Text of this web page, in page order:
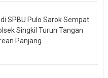
SPBU Pulo Sarok Sempat
Singkil Turun Tangan
Panjang